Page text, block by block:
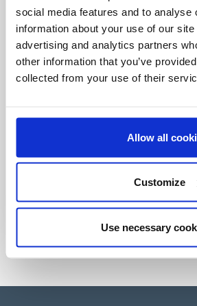
social media features and to analyse
information about your use of our
advertising and analytics partners
other information that you’ve
collected from your use of their
Allow all
Customize
Use necessary
monde des licences, le tout en